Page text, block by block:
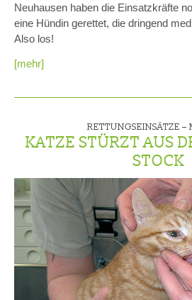
Neuhausen haben die Einsatzkräfte
eine Hündin gerettet, die dringend
Also los!
[mehr]
RETTUNGSEINSÄTZE –
KATZE STÜRZT AUS
STOCK